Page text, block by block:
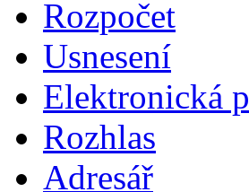
Rozpočet
Usnesení
Elektronická
Rozhlas
Adresář